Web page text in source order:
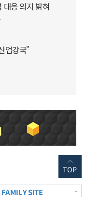
대응 의지 밝혀
업강국”
FAMILY SITE
TOP